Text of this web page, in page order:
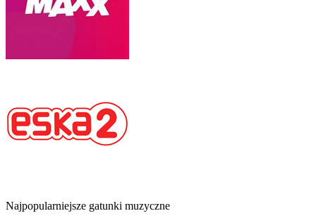
Najpopularniejsze gatunki muzyczne